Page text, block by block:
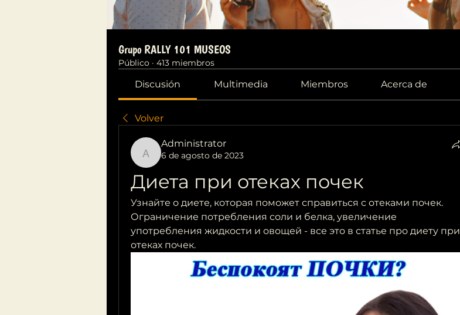
Grupo RALLY 101 MUSEOS
Público · 413 miembros
Discusión Multimedia Miembros Acerca de
Volver
Administrator
Administrator
6 de agosto de 2023
Диета при отеках почек
Узнайте о диете, которая поможет справиться с отеками почек.
Ограничение потребления соли и белка, увеличение
употребления жидкости и овощей - все это в статье про диету при
отеках почек.